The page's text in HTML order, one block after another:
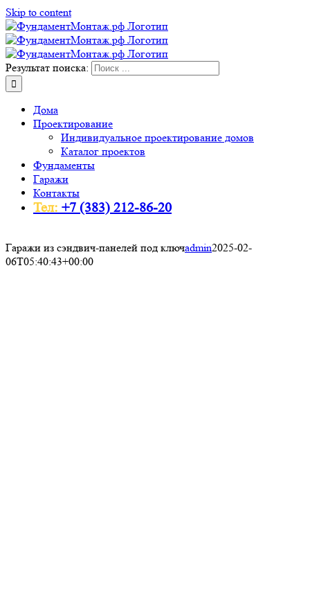
Skip to content
Результат поиска:
Дома
Проектирование
Индивидуальное проектирование домов
Каталог проектов
Фундаменты
Гаражи
Контакты
Тел: +7 (383) 212-86-20
Гаражи из сэндвич-панелей под ключadmin2025-02-
06T05:40:43+00:00